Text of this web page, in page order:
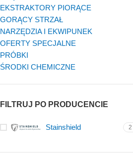
EKSTRAKTORY PIORĄCE
GORĄCY STRZAŁ
NARZĘDZIA I EKWIPUNEK
OFERTY SPECJALNE
PRÓBKI
ŚRODKI CHEMICZNE
FILTRUJ PO PRODUCENCIE
Stainshield 2